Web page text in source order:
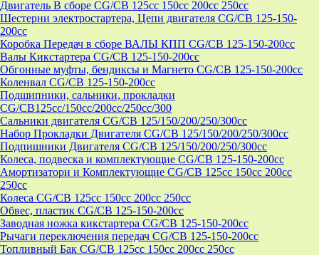
Двигатель В сборе CG/CB 125cc 150cc 200cc 250cc
Шестерни электростартера, Цепи двигателя CG/CB 125-150-
200cc
Коробка Передач в сборе ВАЛЫ КПП CG/CB 125-150-200cc
Валы Кикстартера CG/CB 125-150-200cc
Обгонные муфты, бендиксы и Магнето CG/CB 125-150-200cc
Коленвал CG/CB 125-150-200cc
Подшипники, сальники, прокладки
CG/CB125сс/150cc/200cc/250cc/300
Сальники двигателя CG/CB 125/150/200/250/300cc
Набор Прокладки Двигателя CG/CB 125/150/200/250/300cc
Подпишники Двигателя CG/CB 125/150/200/250/300cc
Колеса, подвеска и комплектующие CG/CB 125-150-200cc
Амортизатори и Комплектующие CG/CB 125cc 150cc 200cc
250cc
Колеса CG/CB 125cc 150cc 200cc 250cc
Обвес, пластик CG/CB 125-150-200cc
Заводная ножка кикстартера CG/CB 125-150-200cc
Рычаги переключения передач CG/CB 125-150-200cc
Топливный Бак CG/CB 125cc 150cc 200cc 250cc